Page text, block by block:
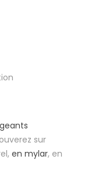
sur
en mylar, en